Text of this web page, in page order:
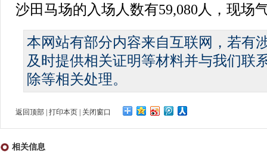
沙田马场的入场人数有59,080 人，现场
本网站有部分内容来自互联网，若有
及时提供相关证明等材料并与我们联
除等相关处理。
返回顶部 打印本页 关闭窗口
相关信息